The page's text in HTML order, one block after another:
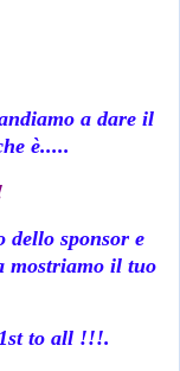
a dare il
è.....
sponsor e
mostriamo il tuo
to all !!!.